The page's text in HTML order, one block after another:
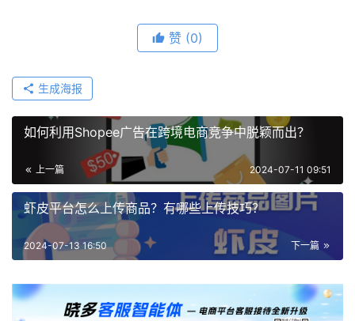
赞 (0)
生成海报
如何利用Shopee广告在跨境电商竞争中脱颖而出？
上一篇 2024-07-11 09:51
虾皮平台怎么上传商品？有哪些上传技巧？
下一篇
2024-07-13 16:50